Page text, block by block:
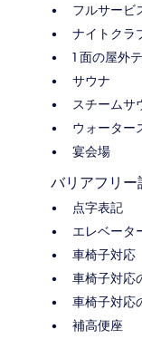
フルサービ
ナイトクラ
1 面の屋外
サウナ
スチームサ
ウォーター
宴会場
バリアフリー
点字表記
エレベータ
車椅子対応
車椅子対応
車椅子対応
補高便座